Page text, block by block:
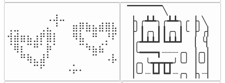
⠀⠀⠀⠀⠀⠀⢀⣰⣀⠀⠀⠀⠀⠀⠀⠀⠀
⢀⣀⠀⠀⠀⢀⣄⠘⠀⠀⣶⡿⣷⣦⣾⣿⣧
⢺⣾⣶⣦⣰⡟⣿⡇⠀⠀⠻⣧⠀⠛⠀⡘⠏
⠈⢿⡆⠉⠛⠁⡷⠁⠀⠀⠀⠉⠳⣦⣮⠁⠀
⠀⠀⠛⢷⣄⣼⠃⠀⠀⠀⠀⠀⠀⠉⠀⠠⡧
⠀⠀⠀⠀⠉⠋⠀⠀⠀⠠⡥⠄⠀⠀⠀⠀⠀
▔▔▔▔▔╲
▕╮╭┻┻╮╭┻┻╮╭▕╮╲
▕╯┃╭╮┃┃╭╮┃╰▕╯╭▏
▕╭┻┻┻┛┗┻┻┛  ▕  ╰▏
▕╰━━━┓┈┈┈╭╮▕╭╮▏
▕╭╮╰┳┳┳┳╯╰╯▕╰╯▏
▕╰╯┈┗┛┗┛┈╭╮▕╮┈▏